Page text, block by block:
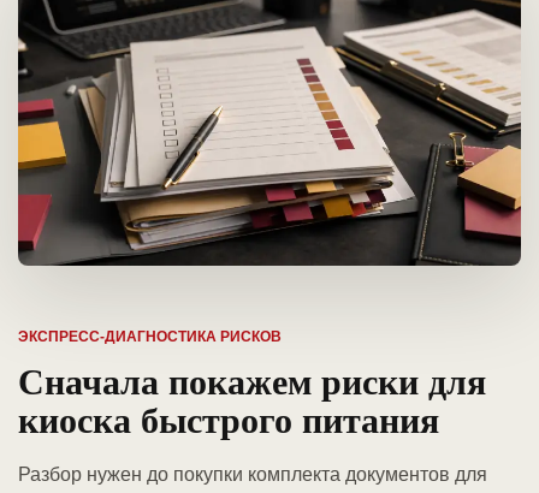
ЭКСПРЕСС-ДИАГНОСТИКА РИСКОВ
Сначала покажем риски для
киоска быстрого питания
Разбор нужен до покупки комплекта документов для